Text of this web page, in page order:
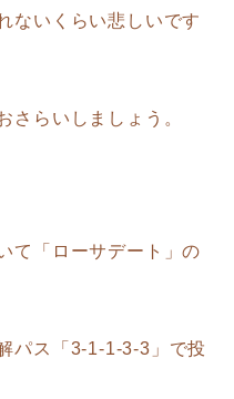
ないくらい悲しいです
さらいしましょう。
て「ローサデート」の
パス「3-1-1-3-3」で投